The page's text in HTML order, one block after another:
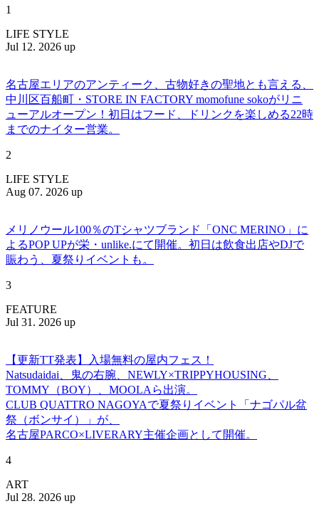
1
LIFE STYLE
Jul 12. 2026 up
名古屋エリアのアンティーク、古物好きの聖地とも言える、
中川区百船町・STORE IN FACTORY momofune sokoがリニ
ューアルオープン！初日はフード、ドリンクを楽しめる22時
までのナイター営業。
2
LIFE STYLE
Aug 07. 2026 up
メリノウール100％のTシャツブランド「ONC MERINO」に
よるPOP UPが栄・unlike.にて開催。初日は飲食出店やDJで
賑わう、夏祭りイベントも。
3
FEATURE
Jul 31. 2026 up
【更新TT発表】入場無料の屋内フェス！
Natsudaidai、鬼の右腕、NEWLY×TRIPPYHOUSING、
TOMMY（BOY）、MOOLAら出演。
CLUB QUATTRO NAGOYAで夏祭りイベント「ナゴパル盆
祭（ボンサイ）」が、
名古屋PARCO×LIVERARY主催企画として開催。
4
ART
Jul 28. 2026 up